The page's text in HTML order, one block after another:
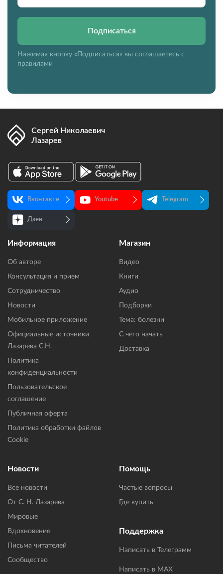
Подписаться
Нажимая кнопку «Подписаться» вы соглашаетесь с
правилами
Сергей Николаевич
Лазарев
Вконтакте Youtube Telegram
Дзен
Информация
Об авторе
Консультация и прием
Сотрудничество
Новости
Мобильное приложение
Официальные источники
Лазарева С.Н.
Политика
конфиденциальности
Пользовательское
соглашение
Публичная оферта
Политика обработки файлов
Cookie
Магазин
Видео
Книги
Аудио
Подборки
Тема: болезни
С чего начать
Доставка
Новости
Все новости
От С. Н. Лазарева
Мировые
Вдохновение
Письма читателей
Сообщество
Помощь
Частые вопросы
Где купить
Поддержка
Написать в Телеграмм
Написать в MAX